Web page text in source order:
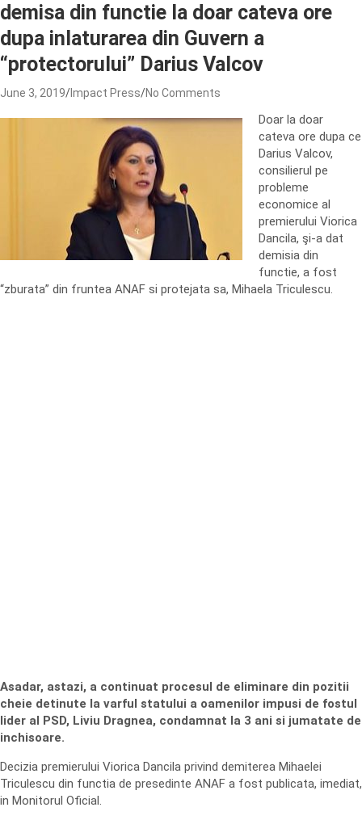
demisa din functie la doar cateva ore
dupa inlaturarea din Guvern a
“protectorului” Darius Valcov
June 3, 2019 Impact Press No Comments
Doar la doar
cateva ore dupa ce
Darius Valcov,
consilierul pe
probleme
economice al
premierului Viorica
Dancila, şi-a dat
demisia din
functie, a fost
“zburata” din fruntea ANAF si protejata sa, Mihaela Triculescu.
Asadar, astazi, a continuat procesul de eliminare din pozitii
cheie detinute la varful statului a oamenilor impusi de fostul
lider al PSD, Liviu Dragnea, condamnat la 3 ani si jumatate de
inchisoare.
Decizia premierului Viorica Dancila privind demiterea Mihaelei
Triculescu din functia de presedinte ANAF a fost publicata, imediat,
in Monitorul Oficial.